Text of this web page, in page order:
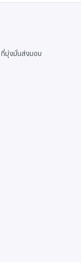
ที่มุ่งมั่นส่งมอบ